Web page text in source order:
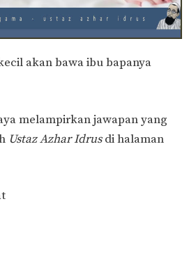
akan bawa ibu bapanya
melampirkan jawapan yang
Ustaz Azhar Idrusdi halaman